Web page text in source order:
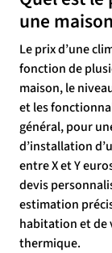
une
Le prix d’une
fonction de
maison, le
et les
général, pour
d’installation
entre X et Y
devis
estimation
habitation et de
thermique.